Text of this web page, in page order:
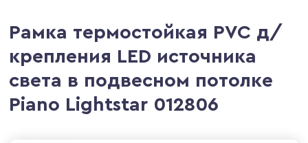
Рамка термостойкая PVC д/
крепления LED источника
света в подвесном потолке
Piano Lightstar 012806